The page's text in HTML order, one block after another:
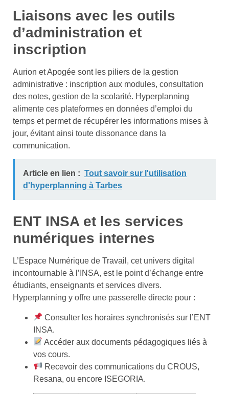
Liaisons avec les outils
d’administration et
inscription
Aurion et Apogée sont les piliers de la gestion
administrative : inscription aux modules, consultation
des notes, gestion de la scolarité. Hyperplanning
alimente ces plateformes en données d’emploi du
temps et permet de récupérer les informations mises à
jour, évitant ainsi toute dissonance dans la
communication.
Article en lien : Tout savoir sur l'utilisation
d'hyperplanning à Tarbes
ENT INSA et les services
numériques internes
L’Espace Numérique de Travail, cet univers digital
incontournable à l’INSA, est le point d’échange entre
étudiants, enseignants et services divers.
Hyperplanning y offre une passerelle directe pour :
Consulter les horaires synchronisés sur l’ENT
INSA.
Accéder aux documents pédagogiques liés à
vos cours.
Recevoir des communications du CROUS,
Resana, ou encore ISEGORIA.